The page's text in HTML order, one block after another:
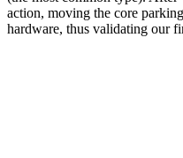
action, moving the core
hardware, thus validating our